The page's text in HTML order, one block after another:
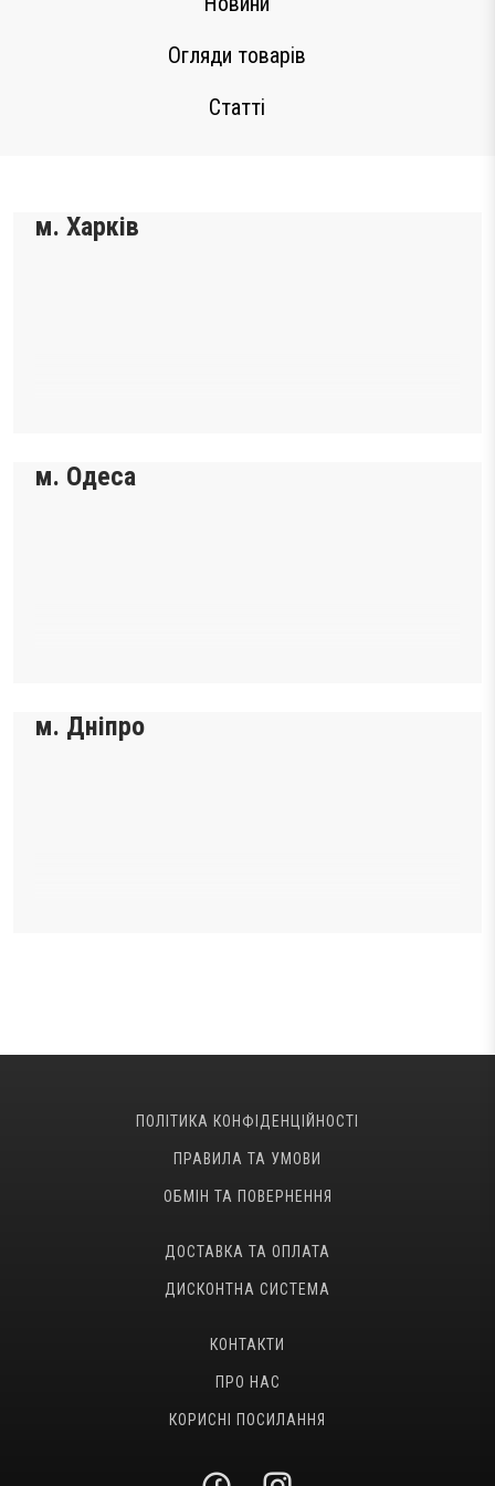
Огляди товарів
Статті
м. Харків
м. Одеса
м. Дніпро
ПОЛІТИКА КОНФІДЕНЦІЙНОСТІ
ПРАВИЛА ТА УМОВИ
ОБМІН ТА ПОВЕРНЕННЯ
ДОСТАВКА ТА ОПЛАТА
ДИСКОНТНА СИСТЕМА
КОНТАКТИ
ПРО НАС
КОРИСНІ ПОСИЛАННЯ